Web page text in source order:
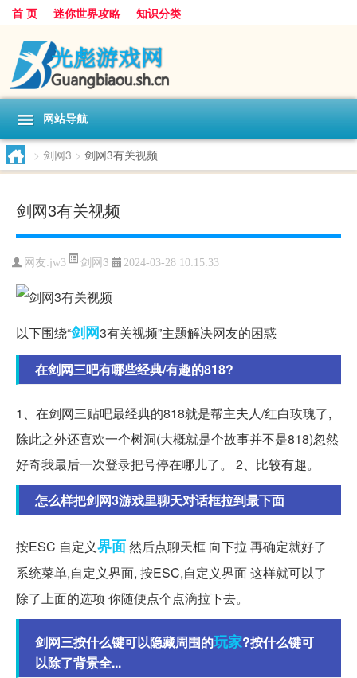
首 页 迷你世界攻略 知识分类
网站导航
> 剑网3 > 剑网3有关视频
剑网3有关视频
网友:jw3 剑网3 2024-03-28 10:15:33
以下围绕“剑网3有关视频”主题解决网友的困惑
在剑网三吧有哪些经典/有趣的818?
1、在剑网三贴吧最经典的818就是帮主夫人/红白玫瑰了,
除此之外还喜欢一个树洞(大概就是个故事并不是818)忽然
好奇我最后一次登录把号停在哪儿了。 2、比较有趣。
怎么样把剑网3游戏里聊天对话框拉到最下面
按ESC 自定义界面然后点聊天框 向下拉 再确定就好了
系统菜单,自定义界面, 按ESC,自定义界面 这样就可以了
除了上面的选项 你随便点个点滴拉下去。
剑网三按什么键可以隐藏周围的玩家?按什么键可
以除了背景全...